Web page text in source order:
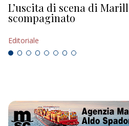
L’uscita di scena di
scompaginato
Editoriale